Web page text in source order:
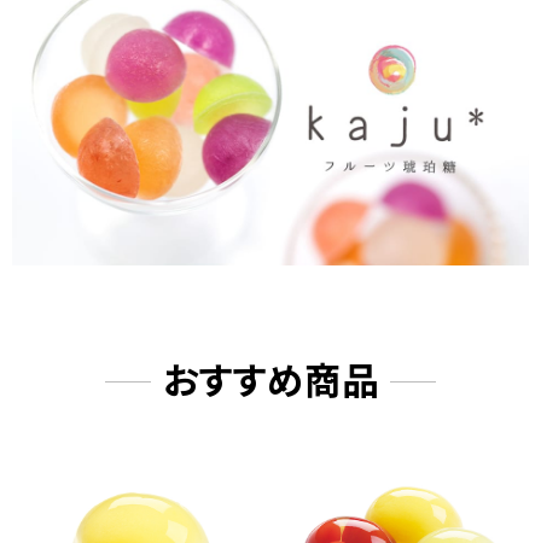
2025/07/12
【新作】きねや本店こだわりの水
羊羹がリニューアル！
2025/06/10
【6月催事のご案内】東京、池袋東
武百貨店 "山形・宮城・岩手うまい
2025/06/10
ーベリー餡のリップルパイ》が目玉
商品！
おすすめ商品